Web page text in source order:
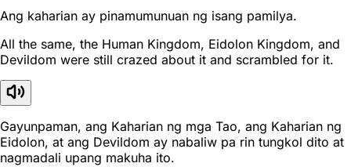
Ang kaharian ay pinamumunuan ng isang pamilya.
All the same, the Human Kingdom, Eidolon Kingdom, and
Devildom were still crazed about it and scrambled for it.
Gayunpaman, ang Kaharian ng mga Tao, ang Kaharian ng
Eidolon, at ang Devildom ay nabaliw pa rin tungkol dito at
nagmadali upang makuha ito.